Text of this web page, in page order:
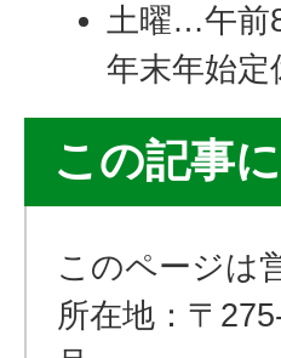
土曜…午前
年末年始定
この記事
このページは
所在地：〒